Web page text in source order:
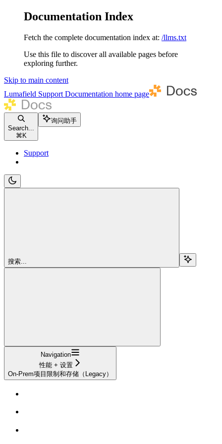
Documentation Index
Fetch the complete documentation index at: /llms.txt
Use this file to discover all available pages before
exploring further.
Skip to main content
Lumafield Support Documentation home page
Search...
⌘ K
询问助手
Support
搜索...
Navigation
性能 + 设置
On-Prem项目限制和存储（Legacy）